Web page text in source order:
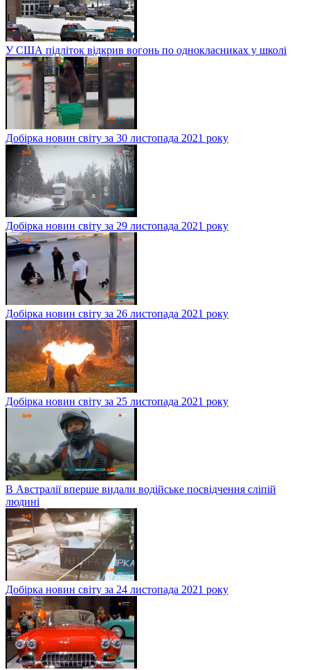
У США підліток відкрив вогонь по однокласниках у школі
Добірка новин світу за 30 листопада 2021 року
Добірка новин світу за 29 листопада 2021 року
Добірка новин світу за 26 листопада 2021 року
Добірка новин світу за 25 листопада 2021 року
В Австралії вперше видали водійське посвідчення сліпій
людині
Добірка новин світу за 24 листопада 2021 року